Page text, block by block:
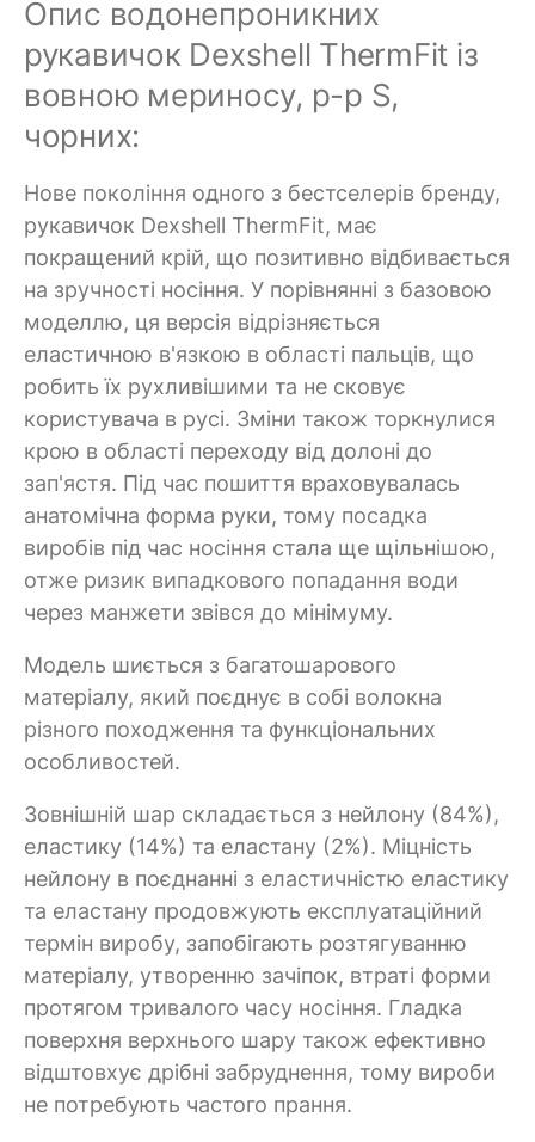
Опис водонепроникних
рукавичок Dexshell ThermFit із
вовною мериносу, р-р S,
чорних:
Нове покоління одного з бестселерів бренду,
рукавичок Dexshell ThermFit, має
покращений крій, що позитивно відбивається
на зручності носіння. У порівнянні з базовою
моделлю, ця версія відрізняється
еластичною в'язкою в області пальців, що
робить їх рухливішими та не сковує
користувача в русі. Зміни також торкнулися
крою в області переходу від долоні до
зап'ястя. Під час пошиття враховувалась
анатомічна форма руки, тому посадка
виробів під час носіння стала ще щільнішою,
отже ризик випадкового попадання води
через манжети звівся до мінімуму.
Модель шиється з багатошарового
матеріалу, який поєднує в собі волокна
різного походження та функціональних
особливостей.
Зовнішній шар складається з нейлону (84%),
еластику (14%) та еластану (2%). Міцність
нейлону в поєднанні з еластичністю еластику
та еластану продовжують експлуатаційний
термін виробу, запобігають розтягуванню
матеріалу, утворенню зачіпок, втраті форми
протягом тривалого часу носіння. Гладка
поверхня верхнього шару також ефективно
відштовхує дрібні забруднення, тому вироби
не потребують частого прання.